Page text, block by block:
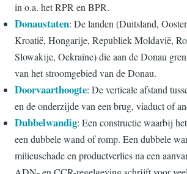
in o.a. het RPR en BPR.
Donaustaten: De landen (Duitsland,
Kroatië, Hongarije, Republiek Moldavië,
Slowakije, Oekraïne) die aan de Donau
van het stroomgebied van de Donau.
Doorvaarthoogte: De verticale afstand
en de onderzijde van een brug, viaduct of
Dubbelwandig: Een constructie waarbij
een dubbele wand of romp. Een dubbele
milieuschade en productverlies na een